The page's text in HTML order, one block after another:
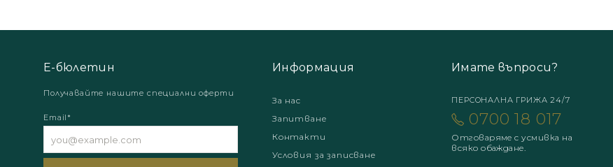
Е-бюлетин
Получавайте нашите специални оферти
Email*
Информация
За нас
Запитване
Контакти
Условия за записване
Имате въпроси?
ПЕРСОНАЛНА ГРИЖА 24/7
0700 18 017
Отговаряме с усмивка на
всяко обаждане.